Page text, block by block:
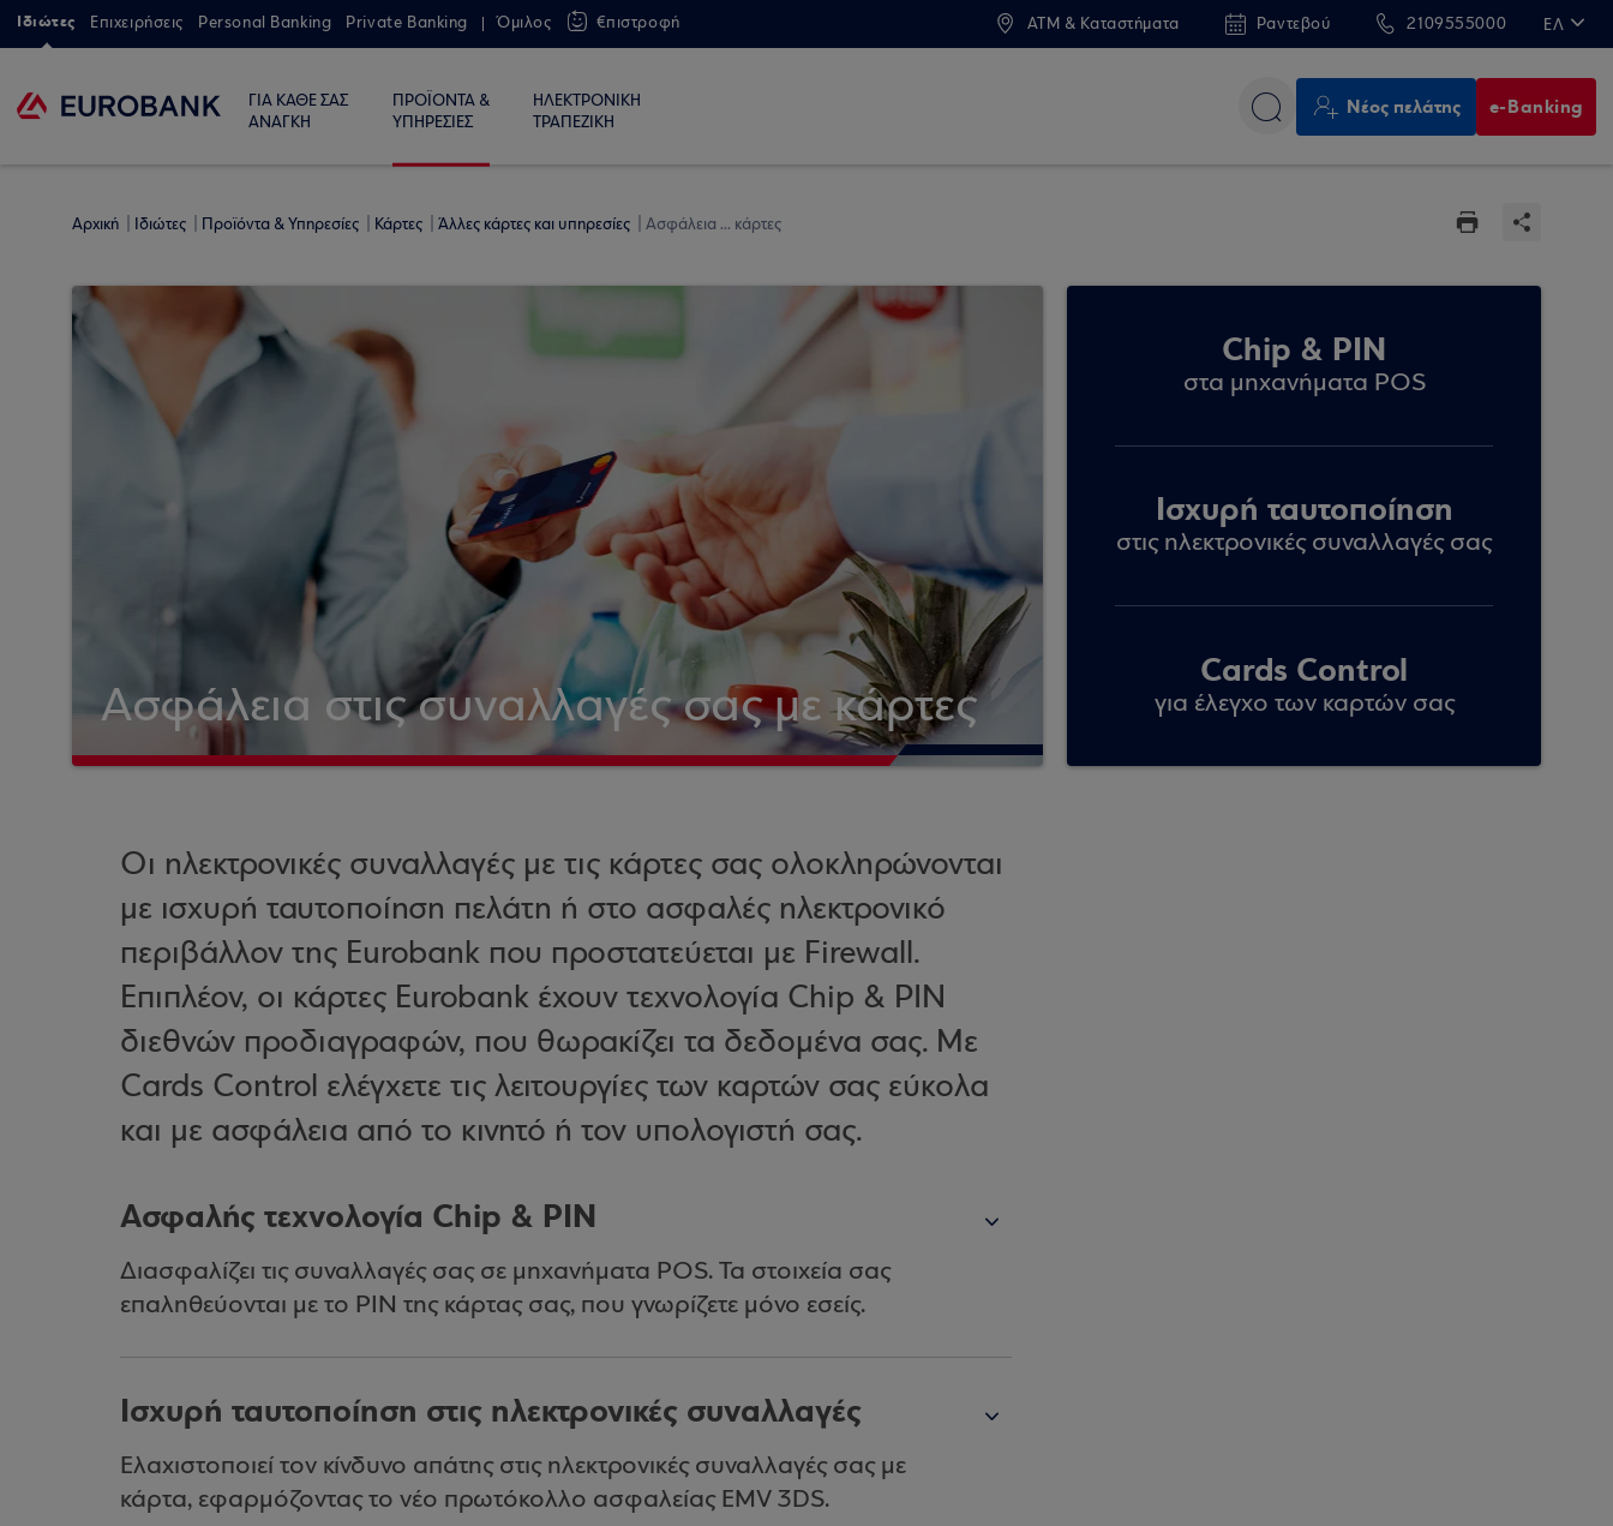
Ιδιώτες Επιχειρήσεις Personal Banking Private Banking Όμιλος €πιστροφή ATM & Καταστήματα Ραντεβού 2109555000 ΕΛ
ΓΙΑ ΚΑΘΕ ΣΑΣ
ΑΝΑΓΚΗ
ΠΡΟΪΟΝΤΑ &
ΥΠΗΡΕΣΙΕΣ
ΗΛΕΚΤΡΟΝΙΚΗ
ΤΡΑΠΕΖΙΚΗ
Νέος πελάτης e-Banking
Αρχική Ιδιώτες Προϊόντα & Υπηρεσίες Κάρτες Άλλες κάρτες και υπηρεσίες Ασφάλεια ... κάρτες
Ασφάλεια στις συναλλαγές σας με κάρτες
Chip & PIN
στα μηχανήματα POS
Ισχυρή ταυτοποίηση
στις ηλεκτρονικές συναλλαγές σας
Cards Control
για έλεγχο των καρτών σας
Οι ηλεκτρονικές συναλλαγές με τις κάρτες σας ολοκληρώνονται
με ισχυρή ταυτοποίηση πελάτη ή στο ασφαλές ηλεκτρονικό
περιβάλλον της Eurobank που προστατεύεται με Firewall.
Επιπλέον, οι κάρτες Eurobank έχουν τεχνολογία Chip & PIN
διεθνών προδιαγραφών, που θωρακίζει τα δεδομένα σας. Με
Cards Control ελέγχετε τις λειτουργίες των καρτών σας εύκολα
και με ασφάλεια από το κινητό ή τον υπολογιστή σας.
Ασφαλής τεχνολογία Chip & PIN
Διασφαλίζει τις συναλλαγές σας σε μηχανήματα POS. Τα στοιχεία σας
επαληθεύονται με το PIN της κάρτας σας, που γνωρίζετε μόνο εσείς.
Ισχυρή ταυτοποίηση στις ηλεκτρονικές συναλλαγές
Ελαχιστοποιεί τον κίνδυνο απάτης στις ηλεκτρονικές συναλλαγές σας με
κάρτα, εφαρμόζοντας το νέο πρωτόκολλο ασφαλείας EMV 3DS.